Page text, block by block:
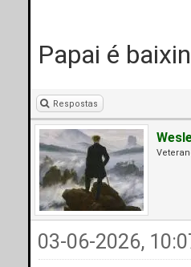
Papai é
Respostas
03-06-2026,